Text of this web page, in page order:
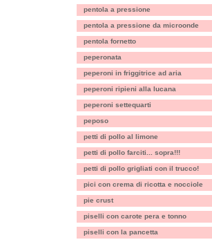
pentola a pressione
pentola a pressione da microonde
pentola fornetto
peperonata
peperoni in friggitrice ad aria
peperoni ripieni alla lucana
peperoni settequarti
peposo
petti di pollo al limone
petti di pollo farciti... sopra!!!
petti di pollo grigliati con il trucco!
pici con crema di ricotta e nocciole
pie crust
piselli con carote pera e tonno
piselli con la pancetta